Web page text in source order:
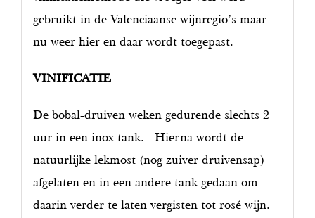
gebruikt in de Valenciaanse wijnregio’s maar
nu weer hier en daar wordt toegepast.
VINIFICATIE
De bobal-druiven weken gedurende slechts 2
uur in een inox tank. Hierna wordt de
natuurlijke lekmost (nog zuiver druivensap)
afgelaten en in een andere tank gedaan om
daarin verder te laten vergisten tot rosé wijn.